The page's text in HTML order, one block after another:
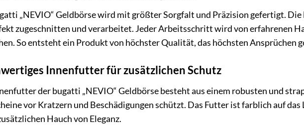
„NEVIO“ Geldbörse wird mit größter Sorgfalt und Präzision gefertigt. Die
zugeschnitten und verarbeitet. Jeder Arbeitsschritt wird von erfahrenen
So entsteht ein Produkt von höchster Qualität, das höchsten Ansprüchen
Innenfutter für zusätzlichen Schutz
der bugatti „NEVIO“ Geldbörse besteht aus einem robusten und
vor Kratzern und Beschädigungen schützt. Das Futter ist farblich auf
Hauch von Eleganz.